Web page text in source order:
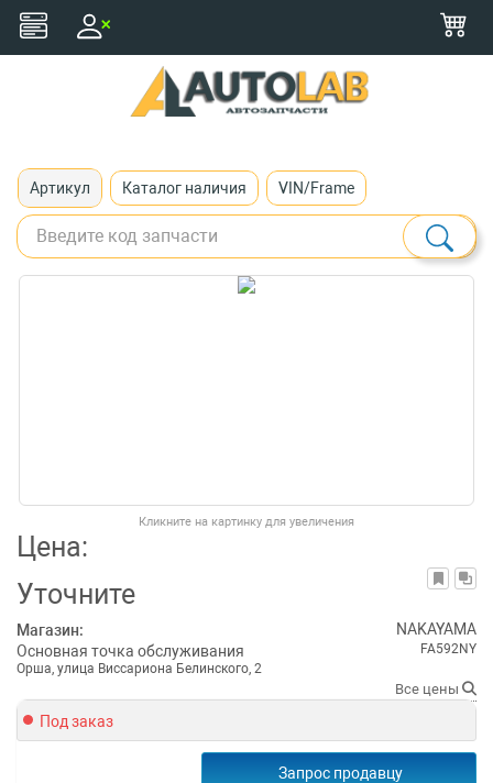
Артикул Каталог наличия VIN/Frame
Кликните на картинку для увеличения
Цена:
Уточните
Магазин:
Основная точка обслуживания
Орша, улица Виссариона Белинского, 2
NAKAYAMA
FA592NY
Все цены
Под заказ
Запрос продавцу